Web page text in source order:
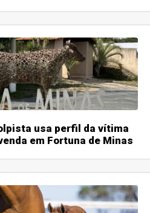
usa perfil da vítima
em Fortuna de Minas